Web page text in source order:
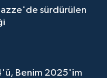
sürdürülen
Benim 2025'im